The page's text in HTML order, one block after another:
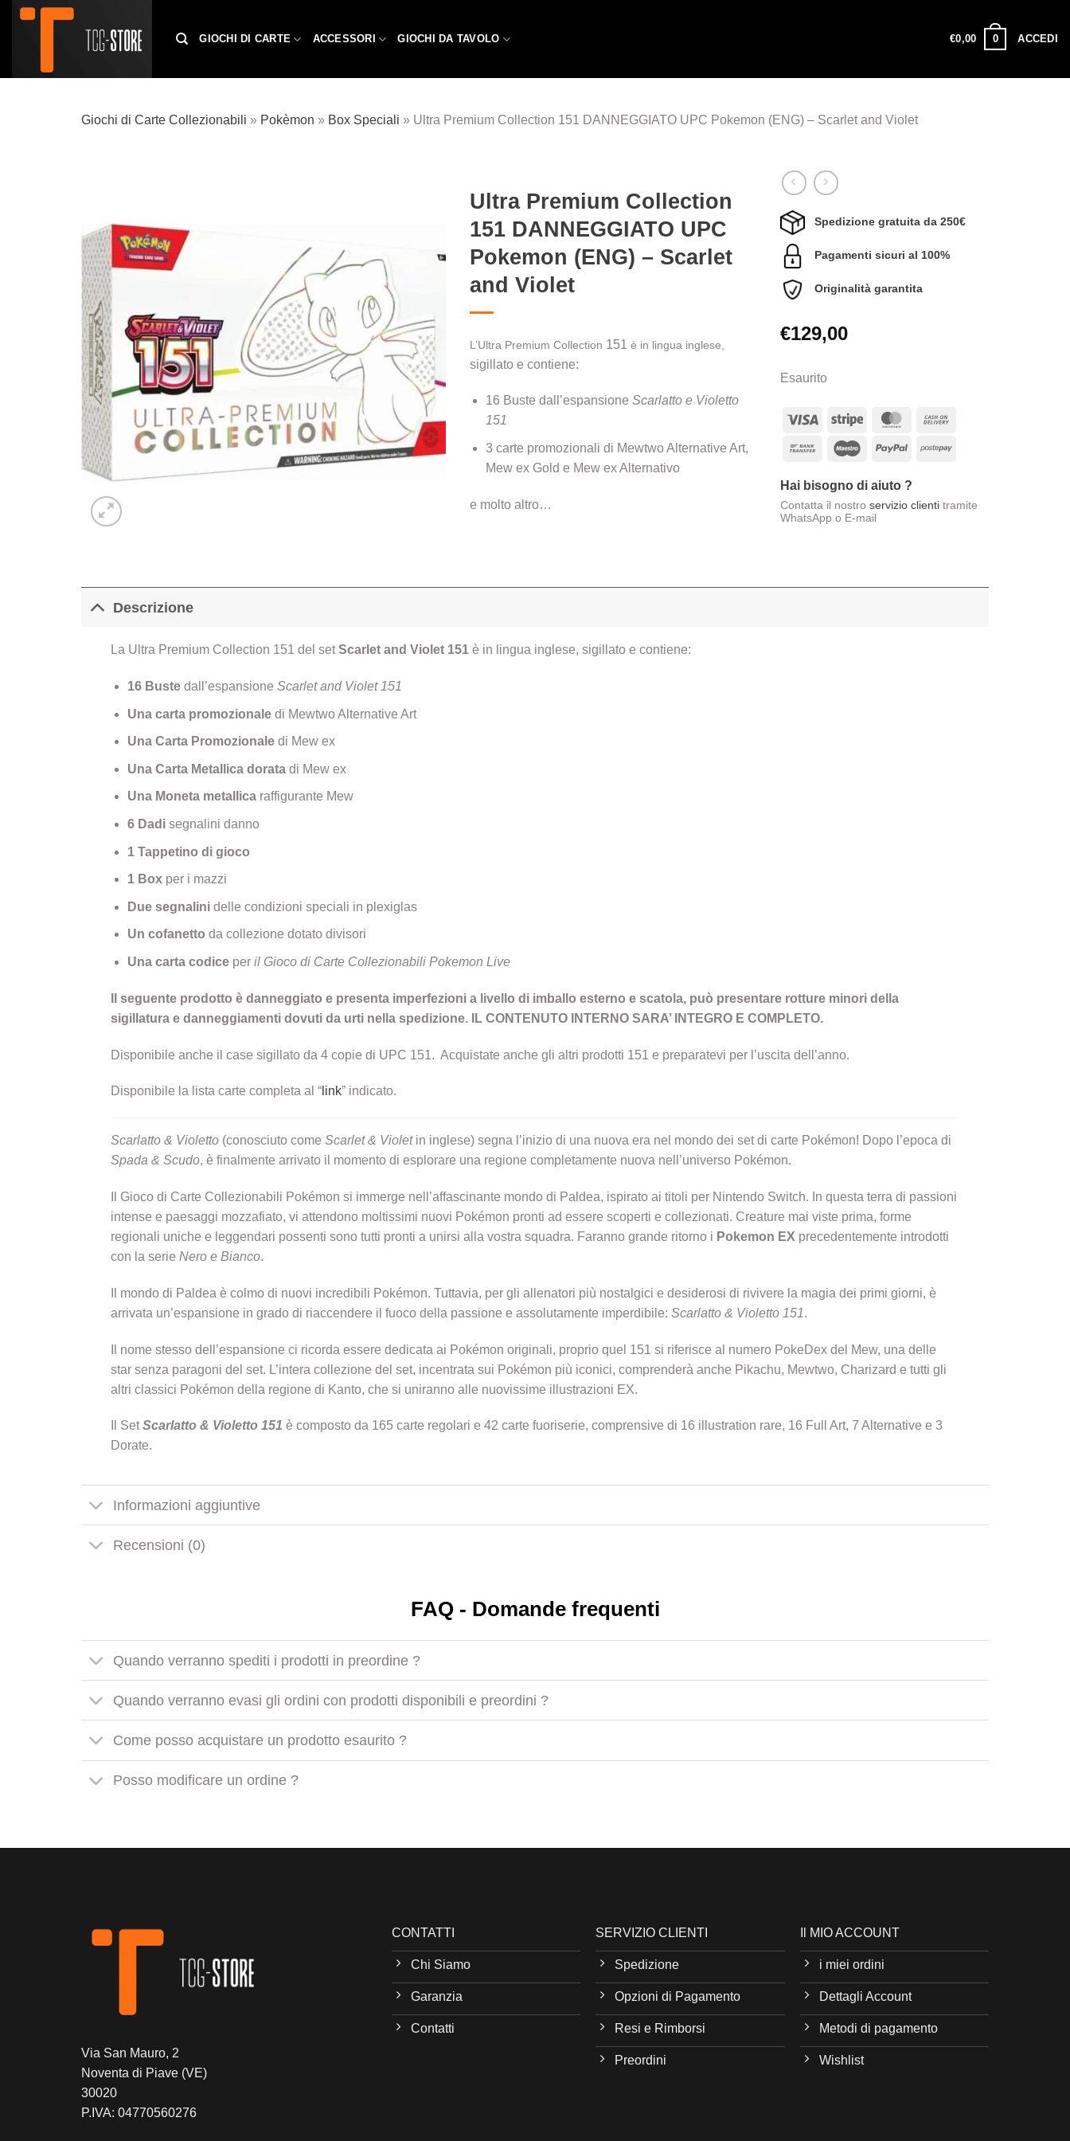
Salta
GIOCHI DI CARTE ACCESSORI GIOCHI DA TAVOLO €0,00 0 ACCEDI
Giochi di Carte Collezionabili » Pokèmon » Box Speciali » Ultra Premium Collection 151 DANNEGGIATO UPC Pokemon (ENG) – Scarlet and Violet
Ultra Premium Collection
151 DANNEGGIATO UPC
Pokemon (ENG) – Scarlet
and Violet
L’Ultra Premium Collection 151 è in lingua inglese,
sigillato e contiene:
16 Buste dall’espansioneScarlatto e Violetto
151
3 carte promozionali di Mewtwo Alternative Art,
Mew ex Gold e Mew ex Alternativo
e molto altro…
Spedizione gratuita da 250€
Pagamenti sicuri al 100%
Originalità garantita
€129,00
Esaurito
Visa Stripe MasterCard
Bank
MaestroPayPal Postepay
Hai bisogno di aiuto ?
Contatta il nostro servizio clientitramite
WhatsApp o E-mail
Descrizione
La Ultra Premium Collection 151 del setScarlet and Violet 151 è in lingua inglese, sigillato e contiene:
16 Bustedall’espansione Scarlet and Violet 151
Una carta promozionaledi Mewtwo Alternative Art
Una Carta Promozionaledi Mew ex
Una Carta Metallica doratadi Mew ex
Una Moneta metallicaraffigurante Mew
6 Dadisegnalini danno
1 Tappetino di gioco
1 Boxper i mazzi
Due segnalinidelle condizioni speciali in plexiglas
Un cofanetto da collezione dotato divisori
Una carta codiceper il Gioco di Carte Collezionabili Pokemon Live
Il seguente prodotto è danneggiato e presenta imperfezioni a livello di imballo esterno e scatola, può presentare rotture minori della
sigillatura e danneggiamenti dovuti da urti nella spedizione. IL CONTENUTO INTERNO SARA’ INTEGRO E COMPLETO.
Disponibile anche il case sigillato da 4 copie di UPC 151. Acquistate anche gli altri prodotti 151 e preparatevi per l’uscita dell’anno.
Disponibile la lista carte completa al “link” indicato.
Scarlatto & Violetto(conosciuto come Scarlet & Violetin inglese) segna l’inizio di una nuova era nel mondo dei set di carte Pokémon! Dopo l’epoca di
Spada & Scudo, è finalmente arrivato il momento di esplorare una regione completamente nuova nell’universo Pokémon.
Il Gioco di Carte Collezionabili Pokémon si immerge nell’affascinante mondo di Paldea, ispirato ai titoli per Nintendo Switch. In questa terra di passioni
intense e paesaggi mozzafiato, vi attendono moltissimi nuovi Pokémon pronti ad essere scoperti e collezionati. Creature mai viste prima, forme
regionali uniche e leggendari possenti sono tutti pronti a unirsi alla vostra squadra. Faranno grande ritorno i Pokemon EX precedentemente introdotti
con la serie Nero e Bianco.
Il mondo di Paldea è colmo di nuovi incredibili Pokémon. Tuttavia, per gli allenatori più nostalgici e desiderosi di rivivere la magia dei primi giorni, è
arrivata un’espansione in grado di riaccendere il fuoco della passione e assolutamente imperdibile: Scarlatto & Violetto 151.
Il nome stesso dell’espansione ci ricorda essere dedicata ai Pokémon originali, proprio quel 151 si riferisce al numero PokeDex del Mew, una delle
star senza paragoni del set. L’intera collezione del set, incentrata sui Pokémon più iconici, comprenderà anche Pikachu, Mewtwo, Charizard e tutti gli
altri classici Pokémon della regione di Kanto, che si uniranno alle nuovissime illustrazioni EX.
Il SetScarlatto & Violetto 151 è composto da 165 carte regolari e 42 carte fuoriserie, comprensive di 16 illustration rare, 16 Full Art, 7 Alternative e 3
Dorate.
Informazioni aggiuntive
Recensioni (0)
FAQ - Domande frequenti
Quando verranno spediti i prodotti in preordine ?
Quando verranno evasi gli ordini con prodotti disponibili e preordini ?
Come posso acquistare un prodotto esaurito ?
Posso modificare un ordine ?
Via San Mauro, 2
Noventa di Piave (VE)
30020
P.IVA: 04770560276
CONTATTI
Chi Siamo
Garanzia
Contatti
SERVIZIO CLIENTI
Spedizione
Opzioni di Pagamento
Resi e Rimborsi
Preordini
Il MIO ACCOUNT
i miei ordini
Dettagli Account
Metodi di pagamento
Wishlist